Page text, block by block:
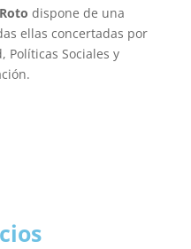
dispone de una
ellas concertadas por
Políticas Sociales y